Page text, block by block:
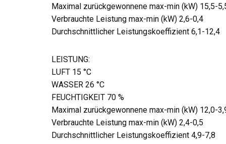
Maximal zurückgewonnene max-min (kW) 15,5-
Verbrauchte Leistung max-min (kW) 2,6-0,4
Durchschnittlicher Leistungskoeffizient 6,1-12,4
LEISTUNG:
LUFT 15 °C
WASSER 26 °C
FEUCHTIGKEIT 70 %
Maximal zurückgewonnene max-min (kW) 12,0-
Verbrauchte Leistung max-min (kW) 2,4-0,5
Durchschnittlicher Leistungskoeffizient 4,9-7,8